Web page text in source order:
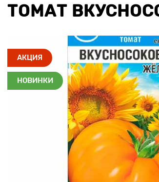
ТОМАТ
АКЦИЯ
НОВИНКИ